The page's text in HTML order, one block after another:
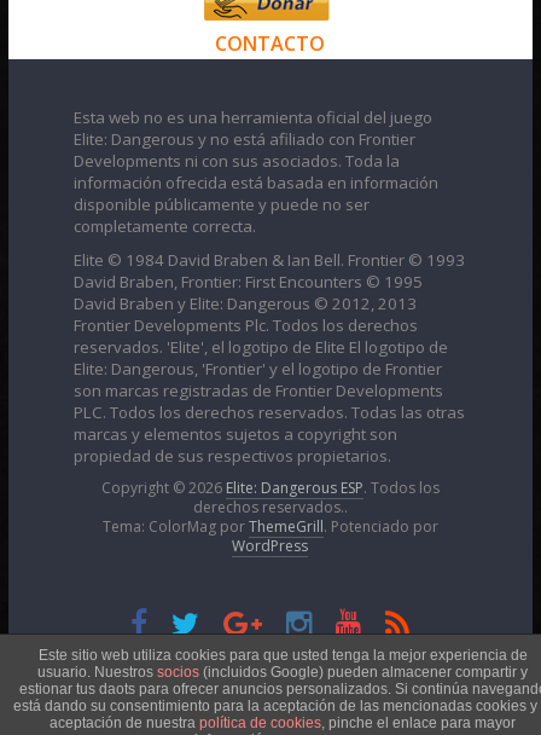
CONTACTO
Esta web no es una herramienta oficial del juego
Elite: Dangerous y no está afiliado con Frontier
Developments ni con sus asociados. Toda la
información ofrecida está basada en información
disponible públicamente y puede no ser
completamente correcta.
Elite © 1984 David Braben & Ian Bell. Frontier © 1993
David Braben, Frontier: First Encounters © 1995
David Braben y Elite: Dangerous © 2012, 2013
Frontier Developments Plc. Todos los derechos
reservados. 'Elite', el logotipo de Elite El logotipo de
Elite: Dangerous, 'Frontier' y el logotipo de Frontier
son marcas registradas de Frontier Developments
PLC. Todos los derechos reservados. Todas las otras
marcas y elementos sujetos a copyright son
propiedad de sus respectivos propietarios.
Copyright © 2026 Elite: Dangerous ESP . Todos los
derechos reservados..
Tema: ColorMag porThemeGrill . Potenciado por
WordPress
Esta obra está bajo unaLicencia Creative Commons
Atribución-NoComercial 4.0 Internacional
Este sitio web utiliza cookies para que usted tenga la mejor experiencia de
usuario. Nuestros socios (incluidos Google) pueden almacener compartir y
estionar tus daots para ofrecer anuncios personalizados. Si continúa
está dando su consentimiento para la aceptación de las mencionadas cookies y
aceptación de nuestra política de cookies, pinche el enlace para mayor